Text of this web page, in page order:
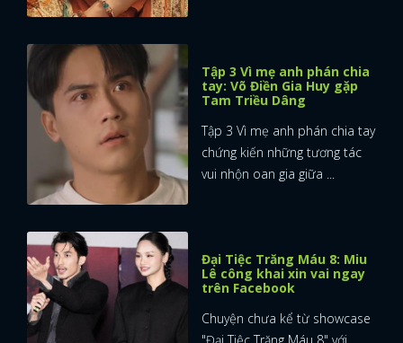
Tập 3 Vì mẹ anh phán chia
tay: Võ Điền Gia Huy gặp
Tam Triều Dâng
Tập 3 Vì mẹ anh phán chia tay
chứng kiến những tương tác
vui nhộn oan gia giữa ...
Đại Tiệc Trăng Máu 8: Miu
Lê công khai xin vai ngay
trên Facebook
Chuyện chưa kể từ showcase